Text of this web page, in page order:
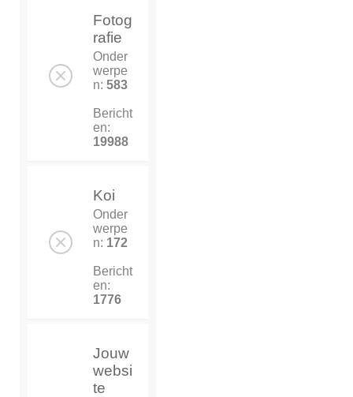
Fotog
rafie
Onder
werpe
n: 583
Bericht
en:
19988
Koi
Onder
werpe
n: 172
Bericht
en:
1776
Jouw
websi
te